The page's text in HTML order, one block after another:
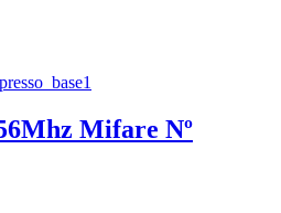
Mifare Nº